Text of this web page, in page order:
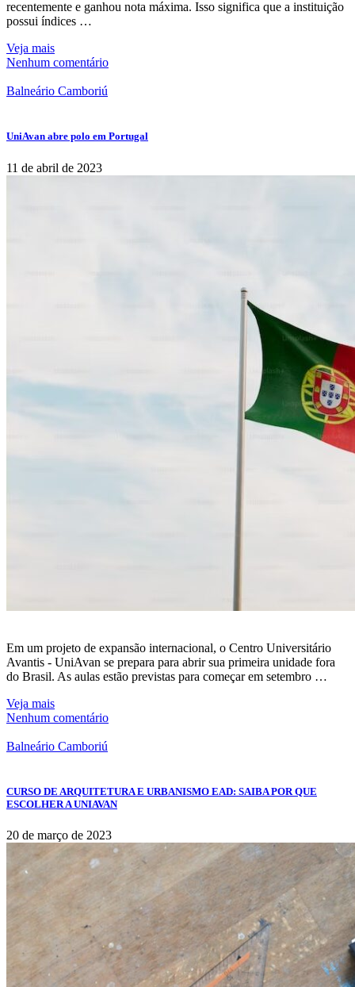
recentemente e ganhou nota máxima. Isso significa que a instituição
possui índices …
Veja mais
Nenhum comentário
Balneário Camboriú
UniAvan abre polo em Portugal
11 de abril de 2023
Em um projeto de expansão internacional, o Centro Universitário
Avantis - UniAvan se prepara para abrir sua primeira unidade fora
do Brasil. As aulas estão previstas para começar em setembro …
Veja mais
Nenhum comentário
Balneário Camboriú
CURSO DE ARQUITETURA E URBANISMO EAD: SAIBA POR QUE
ESCOLHER A UNIAVAN
20 de março de 2023